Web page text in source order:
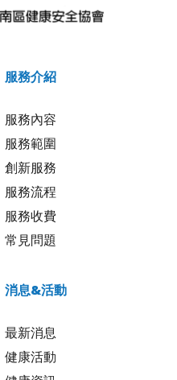
服務介紹
服務內容
服務範圍
創新服務
服務流程
服務收費
常見問題
消息&活動
最新消息
健康活動